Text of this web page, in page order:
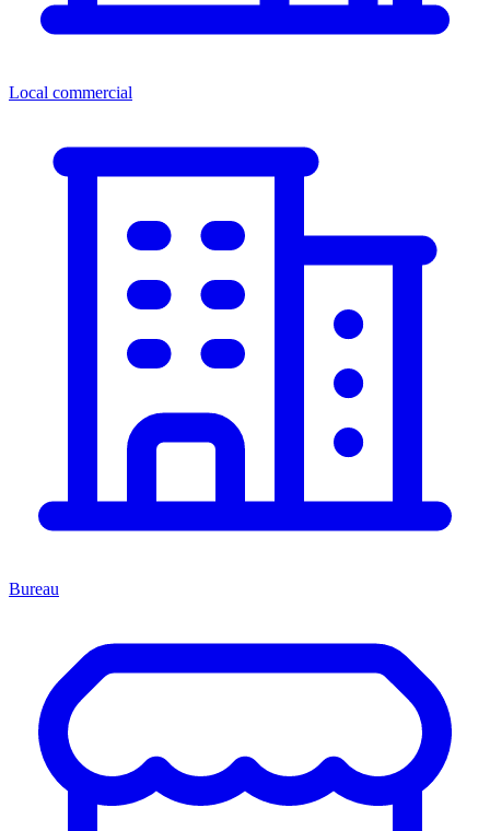
Local commercial
Bureau